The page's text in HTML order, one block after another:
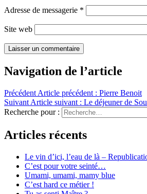
Adresse de messagerie *
Site web
Navigation de l’article
Précédent Article précédent : Pierre Benoit
Suivant Article suivant : Le déjeuner de
Recherche pour :
Articles récents
Le vin d’ici, l’eau de là –
C’est pour votre seinté…
Umami, umami, mamy blue
C’est hard ce métier !